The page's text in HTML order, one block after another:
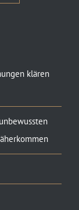
klären